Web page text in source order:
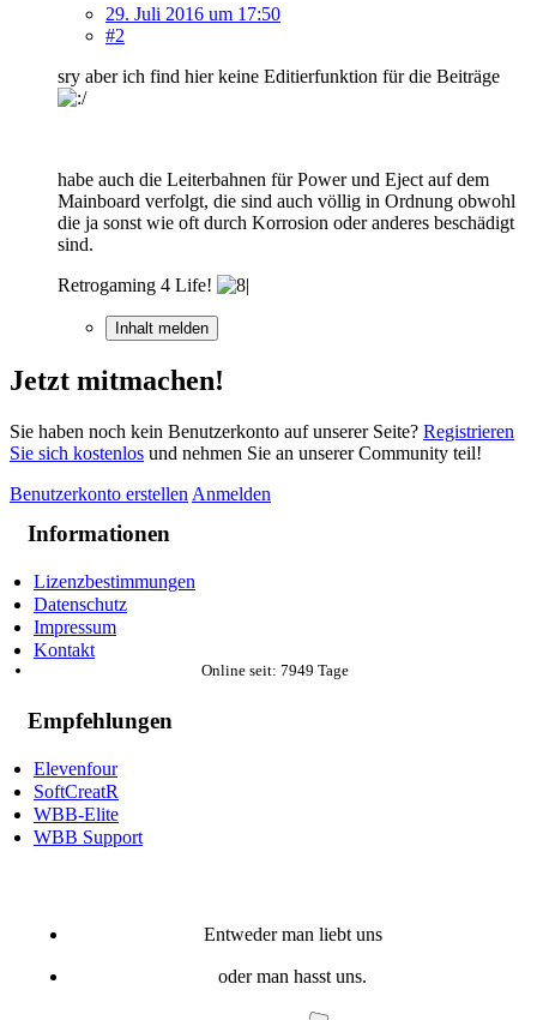
29. Juli 2016 um 17:50
#2
sry aber ich find hier keine Editierfunktion für die Beiträge
habe auch die Leiterbahnen für Power und Eject auf dem
Mainboard verfolgt, die sind auch völlig in Ordnung obwohl
die ja sonst wie oft durch Korrosion oder anderes beschädigt
sind.
Retrogaming 4 Life!
Inhalt melden
Jetzt mitmachen!
Sie haben noch kein Benutzerkonto auf unserer Seite? Registrieren
Sie sich kostenlos und nehmen Sie an unserer Community teil!
Benutzerkonto erstellen Anmelden
Informationen
Lizenzbestimmungen
Datenschutz
Impressum
Kontakt
Online seit: 7949 Tage
Empfehlungen
Elevenfour
SoftCreatR
WBB-Elite
WBB Support
Entweder man liebt uns
oder man hasst uns.